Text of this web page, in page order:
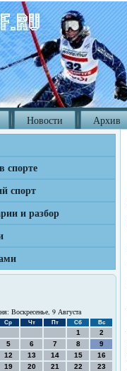
Новости Архив
спорте
спорт
и разбор
Воскресенье, 9 Августа
Ср Чт Пт Сб Вс
1
2
5 6 7 8
9
12 13 14 15
16
19 20 21 22
23